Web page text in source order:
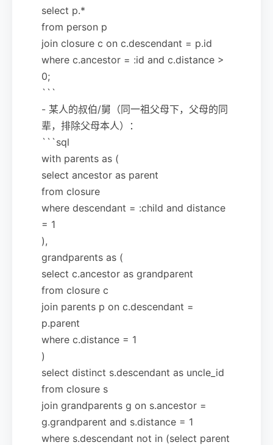
select p.*
from person p
join closure c on c.descendant = p.id
where c.ancestor = :id and c.distance >
0;
```
- 某人的叔伯/舅（同一祖父母下，父母的同
辈，排除父母本人）：
```sql
with parents as (
select ancestor as parent
from closure
where descendant = :child and distance
= 1
),
grandparents as (
select c.ancestor as grandparent
from closure c
join parents p on c.descendant =
p.parent
where c.distance = 1
)
select distinct s.descendant as uncle_id
from closure s
join grandparents g on s.ancestor =
g.grandparent and s.distance = 1
where s.descendant not in (select parent